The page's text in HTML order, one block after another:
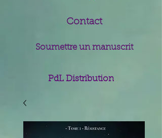
Contact
Soumettre un manuscrit
PdL Distribution